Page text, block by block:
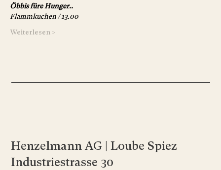
Öbbis füre Hunger..
Flammkuchen / 13.00
Weiterlesen >
Henzelmann AG | Loube Spiez
Industriestrasse 30